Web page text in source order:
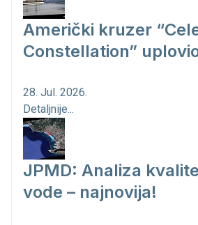
Američki kruzer
Constellation”
28. Jul. 2026.
Detaljnije...
JPMD: Analiza
vode – najnovija!